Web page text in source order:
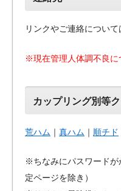
リンクやご連絡について
※現在管理人体調不良に
カップリング別等
荒ハム ｜ 真ハム ｜ 順チド
※ちなみにパスワードが
定ページを除き）